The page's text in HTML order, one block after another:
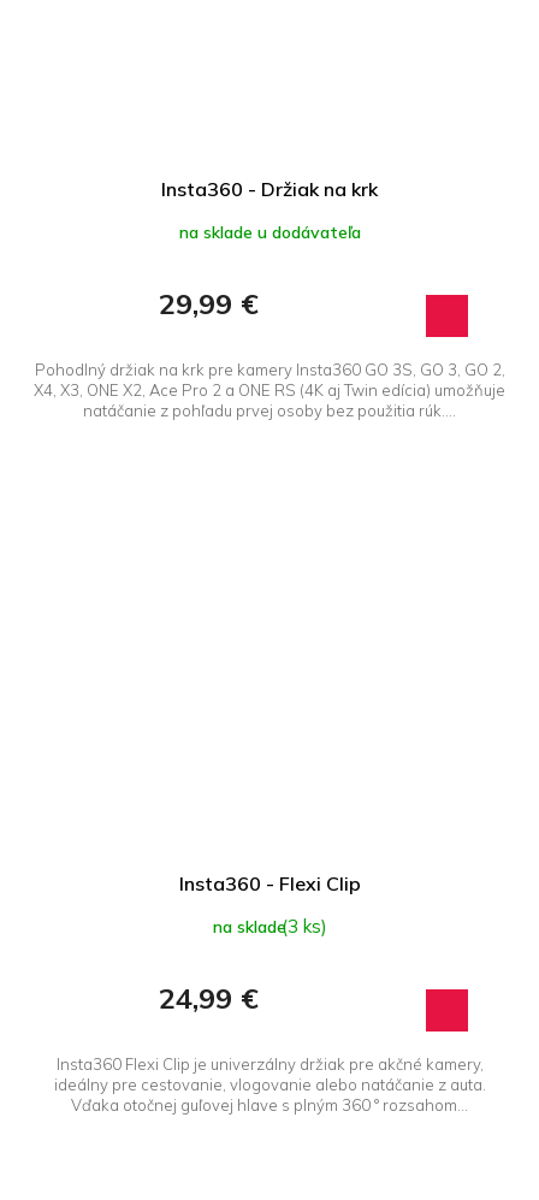
Insta360 - Držiak na krk
na sklade u dodávateľa
29,99 €
Pohodlný držiak na krk pre kamery Insta360 GO 3S, GO 3, GO 2,
X4, X3, ONE X2, Ace Pro 2 a ONE RS (4K aj Twin edícia) umožňuje
natáčanie z pohľadu prvej osoby bez použitia rúk....
Insta360 - Flexi Clip
na sklade(3 ks)
24,99 €
Insta360 Flexi Clip je univerzálny držiak pre akčné kamery,
ideálny pre cestovanie, vlogovanie alebo natáčanie z auta.
Vďaka otočnej guľovej hlave s plným 360 ° rozsahom...